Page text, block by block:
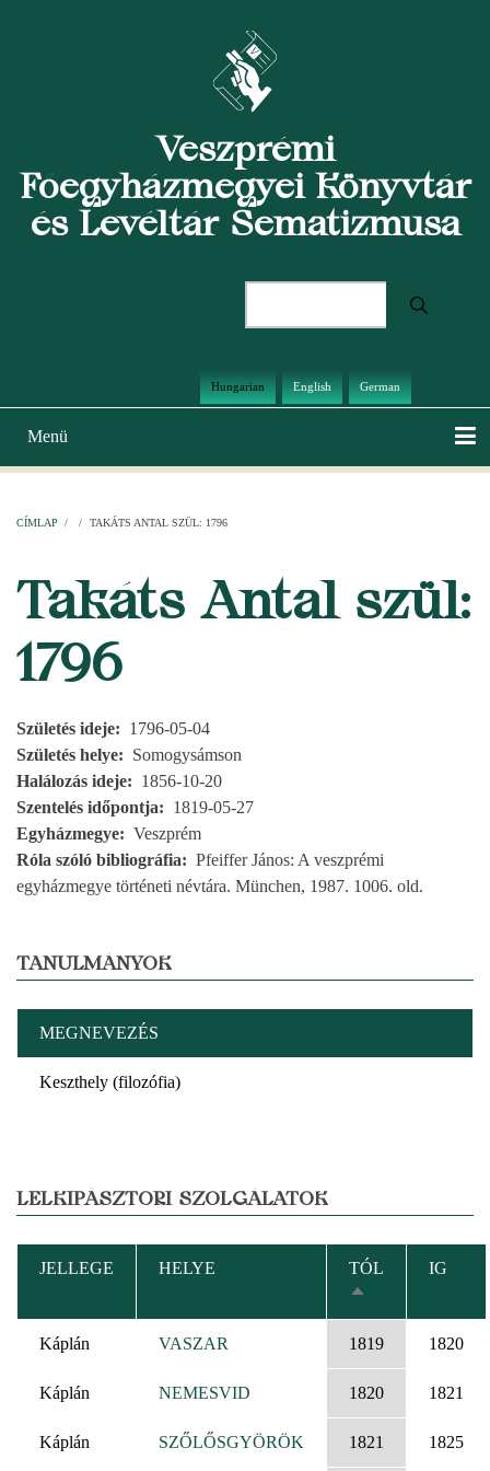
Veszprémi
Főegyházmegyei Könyvtár
és Levéltár Sematizmusa
Hungarian English German
Main
navigation
Menü
CÍMLAP / / TAKÁTS ANTAL SZÜL: 1796
Takáts Antal szül:
1796
Születés ideje
1796-05-04
Születés helye
Somogysámson
Halálozás ideje
1856-10-20
Szentelés időpontja
1819-05-27
Egyházmegye
Veszprém
Róla szóló bibliográfia
Pfeiffer János: A veszprémi
egyházmegye történeti névtára. München, 1987. 1006. old.
TANULMÁNYOK
MEGNEVEZÉS
Keszthely (filozófia)
LELKIPÁSZTORI SZOLGÁLATOK
JELLEGE HELYE
TÓL
CSÖKKENŐ
RENDEZÉS
IG
Káplán VASZAR 1819 1820
Káplán NEMESVID 1820 1821
Káplán SZŐLŐSGYÖRÖK 1821 1825